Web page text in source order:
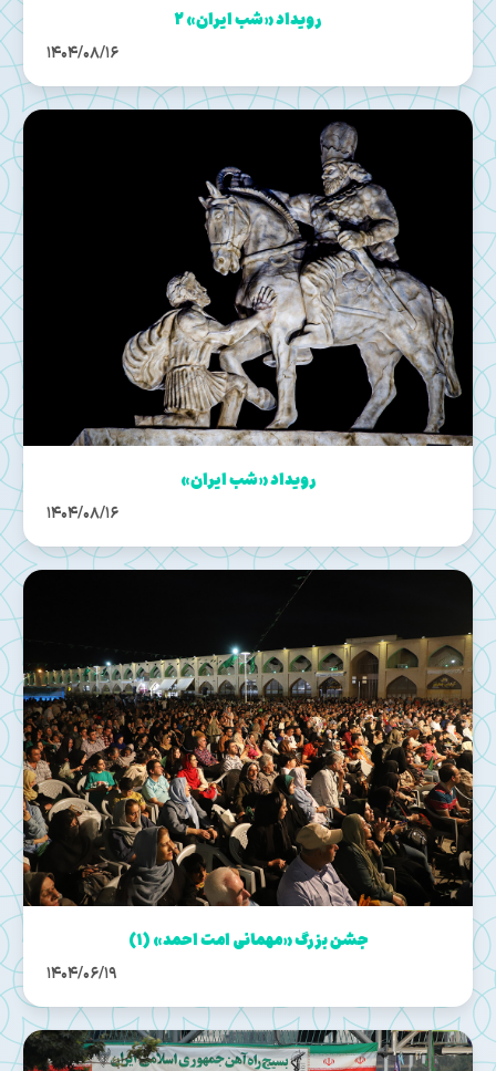
رویداد «شب ایران» ۲
1404/08/16
رویداد «شب ایران»
1404/08/16
جشن بزرگ «مهمانی امت احمد» (۱)
1404/06/19